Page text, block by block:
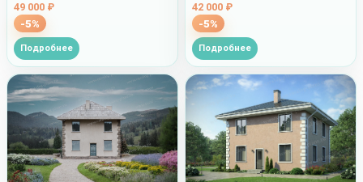
49 000 ₽
-5%
Подробнее
42 000 ₽
-5%
Подробнее